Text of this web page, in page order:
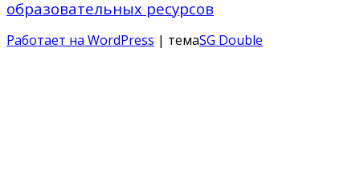
образовательных ресурсов
Работает на WordPress | темаSG Double